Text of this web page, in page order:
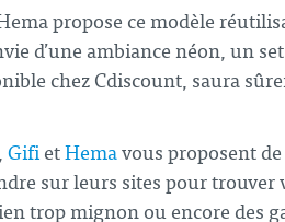
propose ce modèle
d’une ambiance néon, un
chez Cdiscount, saura
Gifi etHemavous proposent
sur leurs sites pour trouver
trop mignon ou encore des